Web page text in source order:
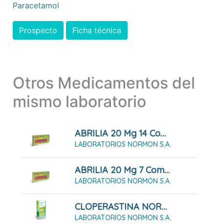
Paracetamol
Prospecto Ficha técnica
Otros Medicamentos del
mismo laboratorio
ABRILIA 20 Mg 14 Comprimidos
LABORATORIOS NORMON S.A.
ABRILIA 20 Mg 7 Comprimidos
LABORATORIOS NORMON S.A.
CLOPERASTINA NORMON 3,54 Mg/ml Suspensión Oral 120ml
LABORATORIOS NORMON S.A.